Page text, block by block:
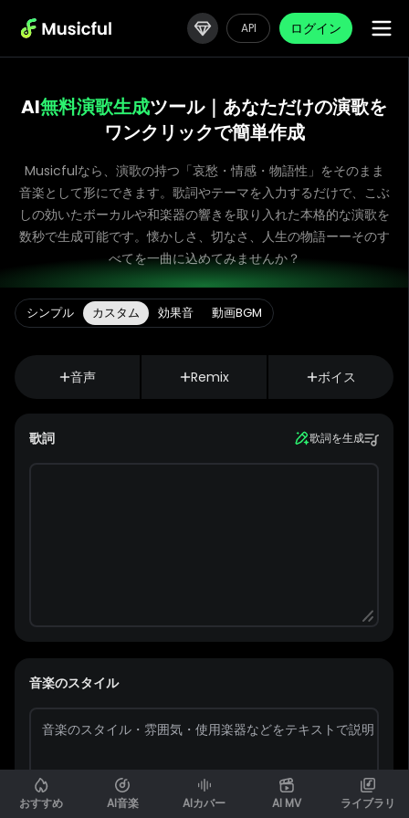
API ログイン
おすすめ AI音楽 AIカバー AI MV ライブラリ
AI無料演歌生成ツール｜あなただけの演歌を
ワンクリックで簡単作成
Musicfulなら、演歌の持つ「哀愁・情感・物語性」をそのまま
音楽として形にできます。歌詞やテーマを入力するだけで、こぶ
しの効いたボーカルや和楽器の響きを取り入れた本格的な演歌を
数秒で生成可能です。懐かしさ、切なさ、人生の物語ーーそのす
べてを一曲に込めてみませんか？
シンプル カスタム 効果音 動画BGM
音声 Remix ボイス
歌詞 歌詞を生成
音楽のスタイル